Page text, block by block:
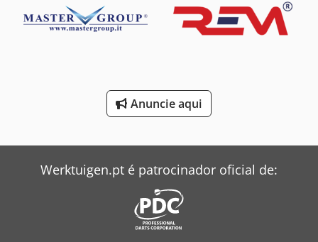
capacidade e amplos cursos de trabalho Codpex Itfijfx Af
Rjha - Velocidades do eixo e avanços ajustáveis - Operação
confiável para produção contínua de engrenagens
Siemens Bomba
Siemens TransformadorAnuncie aqui
Werktuigen.pt é patrocinador oficial de: